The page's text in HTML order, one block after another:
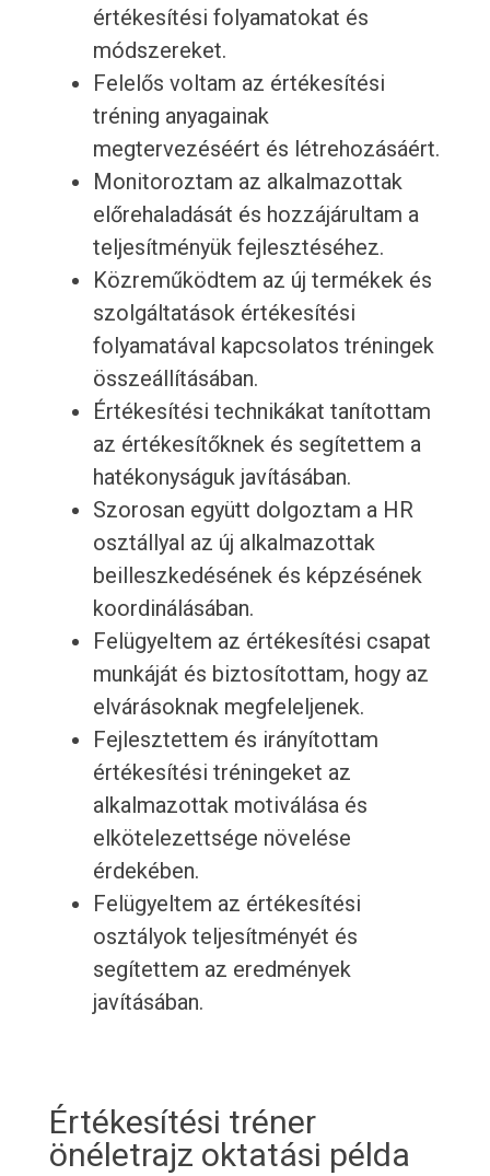
értékesítési folyamatokat és
módszereket.
Felelős voltam az értékesítési
tréning anyagainak
megtervezéséért és létrehozásáért.
Monitoroztam az alkalmazottak
előrehaladását és hozzájárultam a
teljesítményük fejlesztéséhez.
Közreműködtem az új termékek és
szolgáltatások értékesítési
folyamatával kapcsolatos tréningek
összeállításában.
Értékesítési technikákat tanítottam
az értékesítőknek és segítettem a
hatékonyságuk javításában.
Szorosan együtt dolgoztam a HR
osztállyal az új alkalmazottak
beilleszkedésének és képzésének
koordinálásában.
Felügyeltem az értékesítési csapat
munkáját és biztosítottam, hogy az
elvárásoknak megfeleljenek.
Fejlesztettem és irányítottam
értékesítési tréningeket az
alkalmazottak motiválása és
elkötelezettsége növelése
érdekében.
Felügyeltem az értékesítési
osztályok teljesítményét és
segítettem az eredmények
javításában.
Értékesítési tréner
önéletrajz oktatási példa